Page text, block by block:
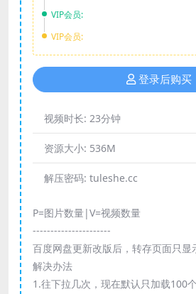
VIP会员:
VIP会员:
登录后购买
视频时长: 23分钟
资源大小: 536M
解压密码: tuleshe.cc
P=图片数量|V=视频数量
----------------------
百度网盘更新改版后，转存页面只显
解决办法
1.往下拉几次，现在默认只加载100